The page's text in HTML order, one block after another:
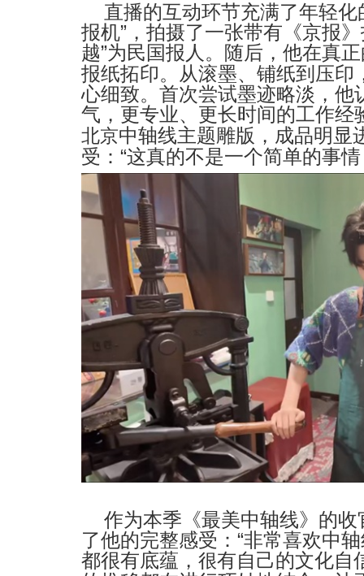
直播的互动环节充满了年轻
报机” ，拍摄了一张带有《京报
越”为民国报人。随后，他在真
报纸拓印。从滚墨、铺纸到压
心细致。首次尝试墨迹略淡，他
气，更专业、更长时间的工作经
北京中轴线主题雕版，成品明显
受： “这真的不是一个简单的事
作为本季《最美中轴线》的
了他的完整感受： “非常喜欢中
都很有底蕴， 很有自己的文化自